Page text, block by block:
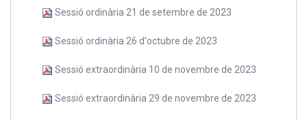
Sessió ordinària 21 de setembre de 2023
Sessió ordinària 26 d'octubre de 2023
Sessió extraordinària 10 de novembre de 2023
Sessió extraordinària 29 de novembre de 2023